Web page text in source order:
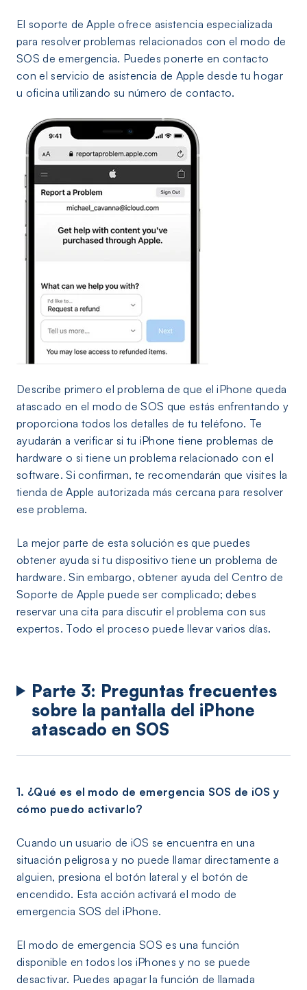
El soporte de Apple ofrece asistencia especializada
para resolver problemas relacionados con el modo de
SOS de emergencia. Puedes ponerte en contacto
con el servicio de asistencia de Apple desde tu hogar
u oficina utilizando su número de contacto.
Describe primero el problema de que el iPhone queda
atascado en el modo de SOS que estás enfrentando y
proporciona todos los detalles de tu teléfono. Te
ayudarán a verificar si tu iPhone tiene problemas de
hardware o si tiene un problema relacionado con el
software. Si confirman, te recomendarán que visites la
tienda de Apple autorizada más cercana para resolver
ese problema.
La mejor parte de esta solución es que puedes
obtener ayuda si tu dispositivo tiene un problema de
hardware. Sin embargo, obtener ayuda del Centro de
Soporte de Apple puede ser complicado; debes
reservar una cita para discutir el problema con sus
expertos. Todo el proceso puede llevar varios días.
Parte 3: Preguntas frecuentes
sobre la pantalla del iPhone
atascado en SOS
1. ¿Qué es el modo de emergencia SOS de iOS y
cómo puedo activarlo?
Cuando un usuario de iOS se encuentra en una
situación peligrosa y no puede llamar directamente a
alguien, presiona el botón lateral y el botón de
encendido. Esta acción activará el modo de
emergencia SOS del iPhone.
El modo de emergencia SOS es una función
disponible en todos los iPhones y no se puede
desactivar. Puedes apagar la función de llamada